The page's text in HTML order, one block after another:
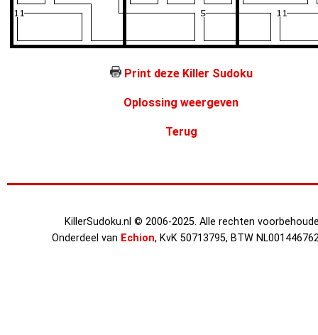
Print deze Killer Sudoku
Oplossing weergeven
Terug
KillerSudoku.nl © 2006-2025. Alle rechten
Onderdeel van Echion, KvK 50713795, BTW